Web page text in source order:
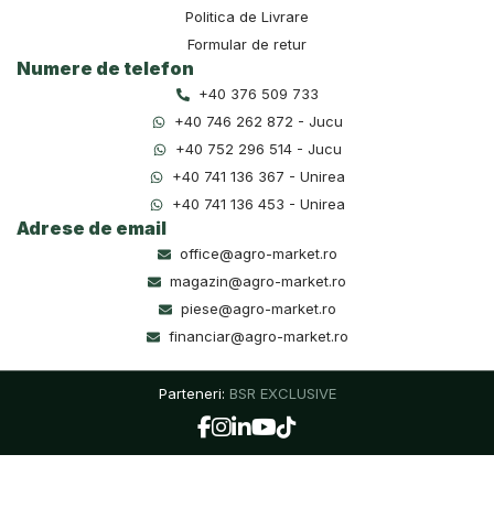
Politica de Livrare
Formular de retur
Numere de telefon
+40 376 509 733
+40 746 262 872 - Jucu
+40 752 296 514 - Jucu
+40 741 136 367 - Unirea
+40 741 136 453 - Unirea
Adrese de email
office@agro-market.ro
magazin@agro-market.ro
piese@agro-market.ro
financiar@agro-market.ro
Parteneri: BSR EXCLUSIVE